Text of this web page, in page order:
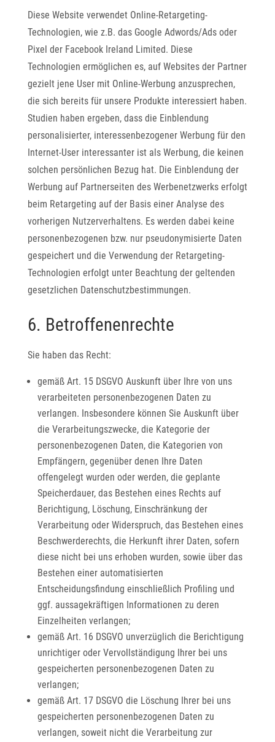
Diese Website verwendet Online-Retargeting-
Technologien, wie z.B. das Google Adwords/Ads oder
Pixel der Facebook Ireland Limited. Diese
Technologien ermöglichen es, auf Websites der Partner
gezielt jene User mit Online-Werbung anzusprechen,
die sich bereits für unsere Produkte interessiert haben.
Studien haben ergeben, dass die Einblendung
personalisierter, interessenbezogener Werbung für den
Internet-User interessanter ist als Werbung, die keinen
solchen persönlichen Bezug hat. Die Einblendung der
Werbung auf Partnerseiten des Werbenetzwerks erfolgt
beim Retargeting auf der Basis einer Analyse des
vorherigen Nutzerverhaltens. Es werden dabei keine
personenbezogenen bzw. nur pseudonymisierte Daten
gespeichert und die Verwendung der Retargeting-
Technologien erfolgt unter Beachtung der geltenden
gesetzlichen Datenschutzbestimmungen.
6. Betroffenenrechte
Sie haben das Recht:
gemäß Art. 15 DSGVO Auskunft über Ihre von uns
verarbeiteten personenbezogenen Daten zu
verlangen. Insbesondere können Sie Auskunft über
die Verarbeitungszwecke, die Kategorie der
personenbezogenen Daten, die Kategorien von
Empfängern, gegenüber denen Ihre Daten
offengelegt wurden oder werden, die geplante
Speicherdauer, das Bestehen eines Rechts auf
Berichtigung, Löschung, Einschränkung der
Verarbeitung oder Widerspruch, das Bestehen eines
Beschwerderechts, die Herkunft ihrer Daten, sofern
diese nicht bei uns erhoben wurden, sowie über das
Bestehen einer automatisierten
Entscheidungsfindung einschließlich Profiling und
ggf. aussagekräftigen Informationen zu deren
Einzelheiten verlangen;
gemäß Art. 16 DSGVO unverzüglich die Berichtigung
unrichtiger oder Vervollständigung Ihrer bei uns
gespeicherten personenbezogenen Daten zu
verlangen;
gemäß Art. 17 DSGVO die Löschung Ihrer bei uns
gespeicherten personenbezogenen Daten zu
verlangen, soweit nicht die Verarbeitung zur